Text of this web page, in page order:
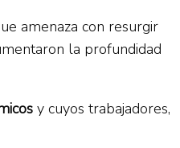
amenaza con resurgir
la profundidad
y cuyos trabajadores,